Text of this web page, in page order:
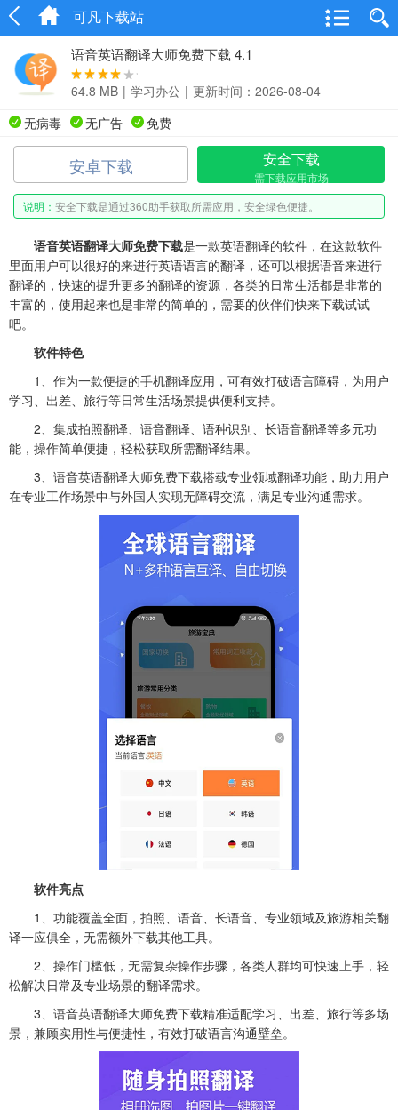
可凡下载站
语音英语翻译大师免费下载 4.1
64.8 MB | 学习办公 | 更新时间：2026-08-04
无病毒
无广告 免费
安卓下载 安全下载
需下载应用市场
说明： 安全下载是通过360助手获取所需应用，安全绿色便捷。
语音英语翻译大师免费下载是一款英语翻译的软件，在这款软件
里面用户可以很好的来进行英语语言的翻译，还可以根据语音来进行
翻译的，快速的提升更多的翻译的资源，各类的日常生活都是非常的
丰富的，使用起来也是非常的简单的，需要的伙伴们快来下载试试
吧。
软件特色
1、作为一款便捷的手机翻译应用，可有效打破语言障碍，为用户
学习、出差、旅行等日常生活场景提供便利支持。
2、集成拍照翻译、语音翻译、语种识别、长语音翻译等多元功
能，操作简单便捷，轻松获取所需翻译结果。
3、语音英语翻译大师免费下载搭载专业领域翻译功能，助力用户
在专业工作场景中与外国人实现无障碍交流，满足专业沟通需求。
软件亮点
1、功能覆盖全面，拍照、语音、长语音、专业领域及旅游相关翻
译一应俱全，无需额外下载其他工具。
2、操作门槛低，无需复杂操作步骤，各类人群均可快速上手，轻
松解决日常及专业场景的翻译需求。
3、语音英语翻译大师免费下载精准适配学习、出差、旅行等多场
景，兼顾实用性与便捷性，有效打破语言沟通壁垒。